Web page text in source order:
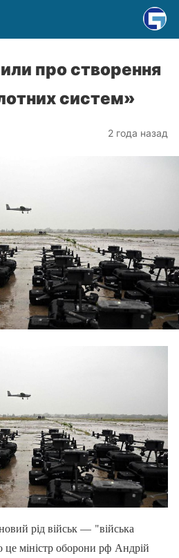
про створення
систем»
2 года назад
рід військ — "війська
міністр оборони рф Андрій